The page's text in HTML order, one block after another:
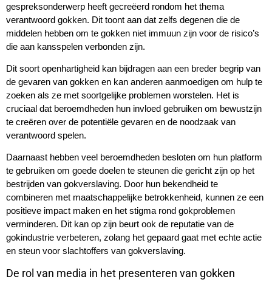
gespreksonderwerp heeft gecreëerd rondom het thema
verantwoord gokken. Dit toont aan dat zelfs degenen die de
middelen hebben om te gokken niet immuun zijn voor de risico’s
die aan kansspelen verbonden zijn.
Dit soort openhartigheid kan bijdragen aan een breder begrip van
de gevaren van gokken en kan anderen aanmoedigen om hulp te
zoeken als ze met soortgelijke problemen worstelen. Het is
cruciaal dat beroemdheden hun invloed gebruiken om bewustzijn
te creëren over de potentiële gevaren en de noodzaak van
verantwoord spelen.
Daarnaast hebben veel beroemdheden besloten om hun platform
te gebruiken om goede doelen te steunen die gericht zijn op het
bestrijden van gokverslaving. Door hun bekendheid te
combineren met maatschappelijke betrokkenheid, kunnen ze een
positieve impact maken en het stigma rond gokproblemen
verminderen. Dit kan op zijn beurt ook de reputatie van de
gokindustrie verbeteren, zolang het gepaard gaat met echte actie
en steun voor slachtoffers van gokverslaving.
De rol van media in het presenteren van gokken